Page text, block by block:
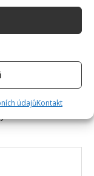
údajůKontakt